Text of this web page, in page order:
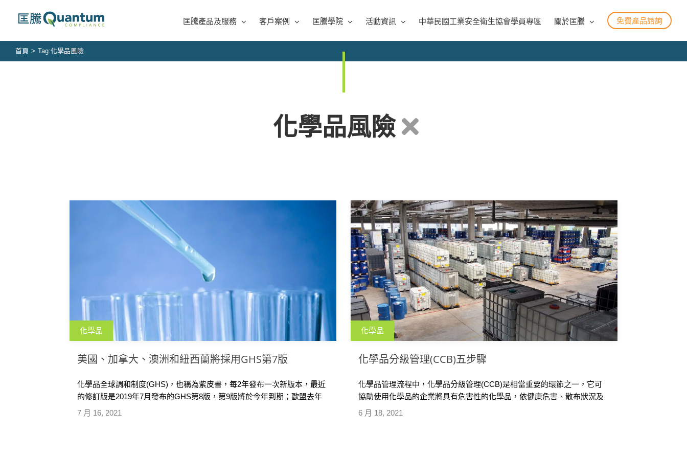
匡騰產品及服務 客戶案例 匡騰學院 活動資訊 中華民國工業安全衛生協會學員專區 關於匡騰 免費產品諮詢
首頁 > Tag:化學品風險
化學品風險
化學品
美國、加拿大、澳洲和紐西蘭將採用GHS第7版
7 月 16, 2021
化學品全球調和制度(GHS)，也稱為紫皮書，每2年發布一次新版本，最近
的修訂版是2019年7月發布的GHS第8版，第9版將於今年到期；歐盟去年
已採用第6版和第7版的更改，美國、加拿大、澳洲和紐西蘭則是已經採用
化學品
化學品分級管理(CCB)五步驟
6 月 18, 2021
化學品管理流程中，化學品分級管理(CCB)是相當重要的環節之一，它可
協助使用化學品的企業將具有危害性的化學品，依健康危害、散布狀況及
實際使用量去評估風險等級，並協助後續管理措施擬定及檢視，本文參考